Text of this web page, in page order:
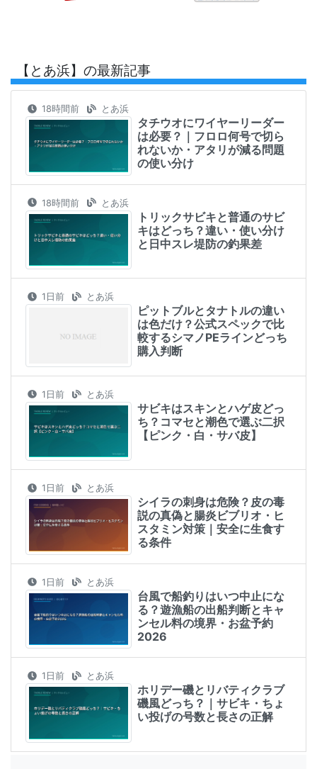
【とあ浜】の最新記事
18時間前 とあ浜
タチウオにワイヤーリーダー
は必要？｜フロロ何号で切ら
れないか・アタリが減る問題
の使い分け
18時間前 とあ浜
トリックサビキと普通のサビ
キはどっち？違い・使い分け
と日中スレ堤防の釣果差
1日前 とあ浜
ピットブルとタナトルの違い
は色だけ？公式スペックで比
較するシマノPEラインどっち
購入判断
1日前 とあ浜
サビキはスキンとハゲ皮どっ
ち？コマセと潮色で選ぶ二択
【ピンク・白・サバ皮】
1日前 とあ浜
シイラの刺身は危険？皮の毒
説の真偽と腸炎ビブリオ・ヒ
スタミン対策｜安全に生食す
る条件
1日前 とあ浜
台風で船釣りはいつ中止にな
る？遊漁船の出船判断とキャ
ンセル料の境界・お盆予約
2026
1日前 とあ浜
ホリデー磯とリバティクラブ
磯風どっち？｜サビキ・ちょ
い投げの号数と長さの正解